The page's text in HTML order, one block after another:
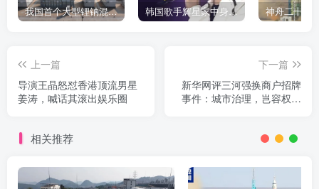
我国首个大型锂钠混合储能站投产，开启储能新时代 韩国歌手辉星家中身亡，终年43岁，警方调查死因
上一篇
导演王晶怒怼香港顶流男星
姜涛，喊话其滚出娱乐圈
下一篇
新华网评三河强换商户招牌
事件：城市治理，岂容权力
相关推荐